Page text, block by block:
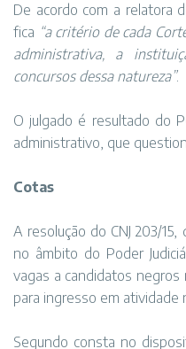
De acordo com a relatora
fica “a critério de cada
administrativa, a
concursos dessa natureza”.
O julgado é resultado do
administrativo, que
Cotas
A resolução do CNJ 203/15,
no âmbito do Poder
vagas a candidatos
para ingresso em atividade
Segundo consta no